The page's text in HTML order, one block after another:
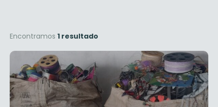
Encontramos 1 resultado